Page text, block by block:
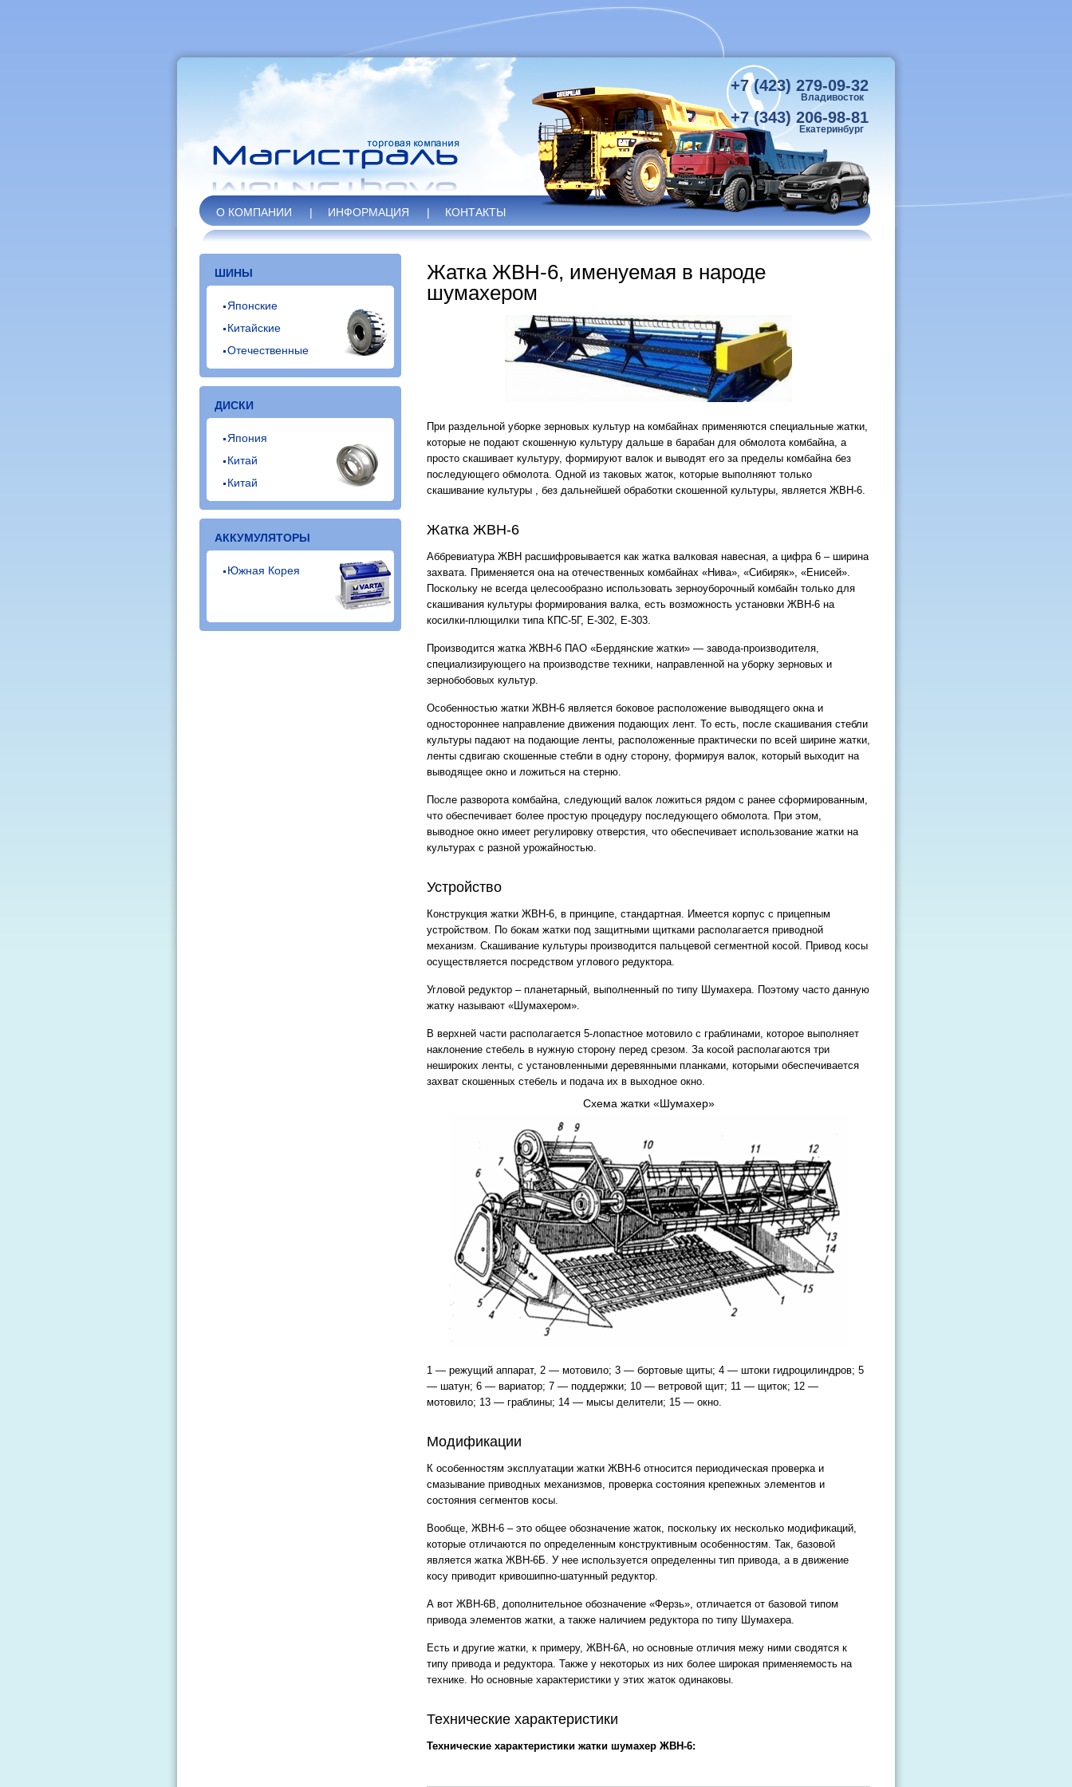
+7 (423) 279-09-32
Владивосток
+7 (343) 206-98-81
Екатеринбург
О КОМПАНИИ | ИНФОРМАЦИЯ | КОНТАКТЫ
ШИНЫ
Японские
Китайские
Отечественные
ДИСКИ
Япония
Китай
Китай
АККУМУЛЯТОРЫ
Южная Корея
Жатка ЖВН-6, именуемая в народе
шумахером
При раздельной уборке зерновых культур на комбайнах применяются специальные жатки,
которые не подают скошенную культуру дальше в барабан для обмолота комбайна, а
просто скашивает культуру, формируют валок и выводят его за пределы комбайна без
последующего обмолота. Одной из таковых жаток, которые выполняют только
скашивание культуры , без дальнейшей обработки скошенной культуры, является ЖВН-6.
Жатка ЖВН-6
Аббревиатура ЖВН расшифровывается как жатка валковая навесная, а цифра 6 – ширина
захвата. Применяется она на отечественных комбайнах «Нива», «Сибиряк», «Енисей».
Поскольку не всегда целесообразно использовать зерноуборочный комбайн только для
скашивания культуры формирования валка, есть возможность установки ЖВН-6 на
косилки-плющилки типа КПС-5Г, Е-302, Е-303.
Производится жатка ЖВН-6 ПАО «Бердянские жатки» — завода-производителя,
специализирующего на производстве техники, направленной на уборку зерновых и
зернобобовых культур.
Особенностью жатки ЖВН-6 является боковое расположение выводящего окна и
одностороннее направление движения подающих лент. То есть, после скашивания стебли
культуры падают на подающие ленты, расположенные практически по всей ширине жатки,
ленты сдвигаю скошенные стебли в одну сторону, формируя валок, который выходит на
выводящее окно и ложиться на стерню.
После разворота комбайна, следующий валок ложиться рядом с ранее сформированным,
что обеспечивает более простую процедуру последующего обмолота. При этом,
выводное окно имеет регулировку отверстия, что обеспечивает использование жатки на
культурах с разной урожайностью.
Устройство
Конструкция жатки ЖВН-6, в принципе, стандартная. Имеется корпус с прицепным
устройством. По бокам жатки под защитными щитками располагается приводной
механизм. Скашивание культуры производится пальцевой сегментной косой. Привод косы
осуществляется посредством углового редуктора.
Угловой редуктор – планетарный, выполненный по типу Шумахера. Поэтому часто данную
жатку называют «Шумахером».
В верхней части располагается 5-лопастное мотовило с граблинами, которое выполняет
наклонение стебель в нужную сторону перед срезом. За косой располагаются три
нешироких ленты, с установленными деревянными планками, которыми обеспечивается
захват скошенных стебель и подача их в выходное окно.
Схема жатки «Шумахер»
1 — режущий аппарат, 2 — мотовило; 3 — бортовые щиты; 4 — штоки гидроцилиндров; 5
— шатун; 6 — вариатор; 7 — поддержки; 10 — ветровой щит; 11 — щиток; 12 —
мотовило; 13 — граблины; 14 — мысы делители; 15 — окно.
Модификации
К особенностям эксплуатации жатки ЖВН-6 относится периодическая проверка и
смазывание приводных механизмов, проверка состояния крепежных элементов и
состояния сегментов косы.
Вообще, ЖВН-6 – это общее обозначение жаток, поскольку их несколько модификаций,
которые отличаются по определенным конструктивным особенностям. Так, базовой
является жатка ЖВН-6Б. У нее используется определенны тип привода, а в движение
косу приводит кривошипно-шатунный редуктор.
А вот ЖВН-6В, дополнительное обозначение «Ферзь», отличается от базовой типом
привода элементов жатки, а также наличием редуктора по типу Шумахера.
Есть и другие жатки, к примеру, ЖВН-6А, но основные отличия межу ними сводятся к
типу привода и редуктора. Также у некоторых из них более широкая применяемость на
технике. Но основные характеристики у этих жаток одинаковы.
Технические характеристики
Технические характеристики жатки шумахер ЖВН-6: